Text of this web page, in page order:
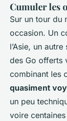
Cumuler les
Sur un tour du
occasion. Un
l’Asie, un
des Go offerts
combinant les
quasiment
un peu
voire